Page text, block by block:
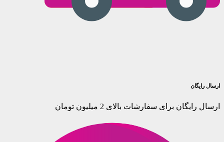
ارسال رایگان
ارسال رایگان برای سفارشات بالای 2 میلیون تومان